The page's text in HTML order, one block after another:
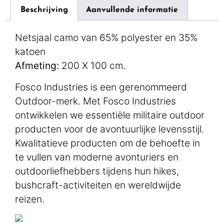
Beschrijving Aanvullende informatie
Netsjaal camo van 65% polyester en 35%
katoen
Afmeting: 200 X 100 cm.
Fosco Industries is een gerenommeerd
Outdoor-merk. Met Fosco Industries
ontwikkelen we essentiële militaire outdoor
producten voor de avontuurlijke levensstijl.
Kwalitatieve producten om de behoefte in
te vullen van moderne avonturiers en
outdoorliefhebbers tijdens hun hikes,
bushcraft-activiteiten en wereldwijde
reizen.